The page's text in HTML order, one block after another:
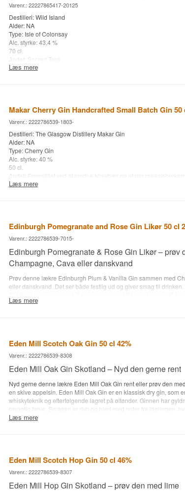
Varenr.: 22227865417-20125
Destilleri: Wild Island
Alder: NA
Type: Isle of Colonsay
Alc. styrke: 43,4 %
70 cl.
Andet: Sacred Tree
Læs mere
Makar Cherry Gin Handcrafted Small Batch Gin 50
Varenr.: 2222786539-1803-
Destilleri: The Glasgow Distillery Makar Gin
Alder: NA
Type: Cherry Gin
Alc. styrke: 40 %
50 cl.
Andet: Fremstillet ved at modne kirsebær og et par rosa
”bade” i Makar Original Dry Gin - før de presses for at frigøre
Læs mere
Edinburgh Pomegranate and Rose Gin Likør 50 cl
Varenr.: 2222786539-7015-
Edinburgh Pomegranate & Rose Gin Likør – prøv
Champagne, Cava eller danskvand
Prøv denne lækre Edinburgh Plum & Vanilla Gin sammen med
eller danskvand. Det ser både festlig ud og giver smag til drinken.
Ginlikøren består af rosenblade og granatæblekerner, som
Anbefalet Tonicvand: Champagne, Cava eller danskvand
Læs mere
Eden Mill Scotch Oak Gin 50 cl 42%
Varenr.: 2222786539-8308
Eden Mill Oak Gin Skotland – Nyd den gerne rent
Nyd gerne denne lækre Eden Mill Oak Gin rent eller prøv den
en skive appelsin. Eden Mill Oak Gin er en klassisk dry gin, som
whiskyteknik og efterfølgende lagret på øltønder. Ginnen har
ravagtig farve. Smagen er dyb og blød med noter fra lagringen,
vanilje kan fornemmes samt en antydning af humle.
Læs mere
Eden Mill Scotch Hop Gin 50 cl 46%
Varenr.: 2222786539-8307
Eden Mill Hop Gin Skotland – prøv den med lime